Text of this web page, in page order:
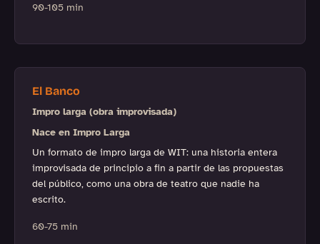
90-105 min
El Banco
Impro larga (obra improvisada)
Nace en Impro Larga
Un formato de impro larga de WIT: una historia entera
improvisada de principio a fin a partir de las propuestas
del público, como una obra de teatro que nadie ha
escrito.
60-75 min